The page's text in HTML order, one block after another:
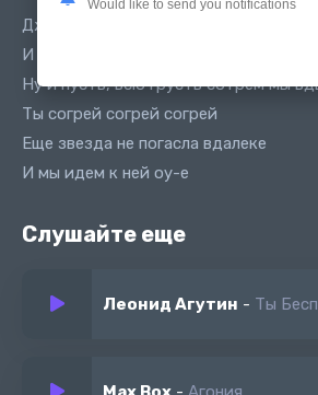
Джони И пусть весь мир сгорает
И пусть весь мир сгорает огнем
Ну и пусть, всю грусть сотрем мы
Ты согрей согрей согрей
Еще звезда не погасла вдалеке
И мы идем к ней оу-е
Слушайте еще
Леонид Агутин - Ты
Would like to send you notifications